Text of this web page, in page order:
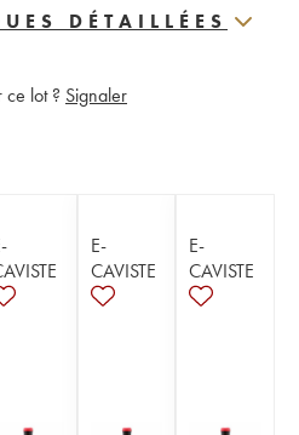
DÉTAILLÉES
ce lot ? Signaler
E-
CAVISTE
E-
CAVISTE